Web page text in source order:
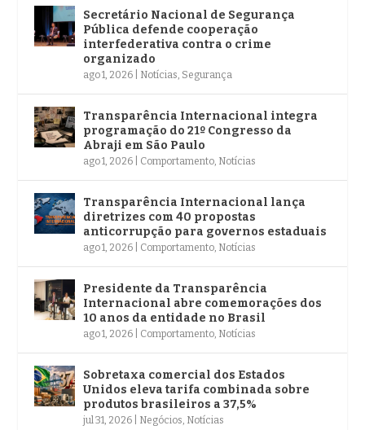
Secretário Nacional de Segurança
Pública defende cooperação
interfederativa contra o crime
organizado
ago 1, 2026 Notícias Segurança
Transparência Internacional integra
programação do 21º Congresso da
Abraji em São Paulo
ago 1, 2026 Comportamento Notícias
Transparência Internacional lança
diretrizes com 40 propostas
anticorrupção para governos estaduais
ago 1, 2026 Comportamento Notícias
Presidente da Transparência
Internacional abre comemorações dos
10 anos da entidade no Brasil
ago 1, 2026 Comportamento Notícias
Sobretaxa comercial dos Estados
Unidos eleva tarifa combinada sobre
produtos brasileiros a 37,5%
jul 31, 2026 Negócios Notícias